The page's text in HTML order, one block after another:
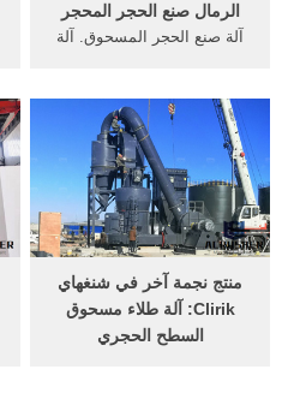
الرمال صنع الحجر المحجر
آلة صنع الحجر المسحوق. آلة
صنع الحجر الصناعيسعر الة
صنع الحجر الصناعي تهتز
الشاشة هو . Author: huiying
huisheng أعرف أكثر صنع آلة
الرمال اندونيسيا الحجر –
محطة الفحم ...
منتج نجمة آخر في شنغهاي
Clirik: آلة طلاء مسحوق
السطح الحجري